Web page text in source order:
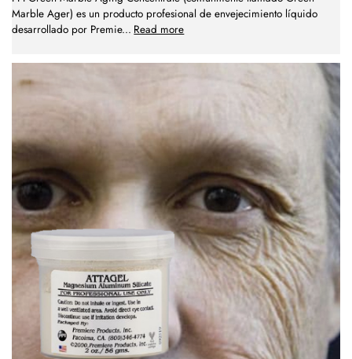
Marble Ager) es un producto profesional de envejecimiento líquido
desarrollado por Premie... Read more